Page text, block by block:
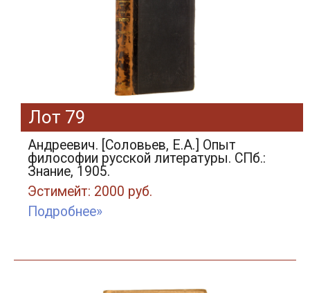
Лот 79
Андреевич. [Соловьев, Е.А.] Опыт
философии русской литературы. СПб.:
Знание, 1905.
Эстимейт: 2000 руб.
Подробнее»